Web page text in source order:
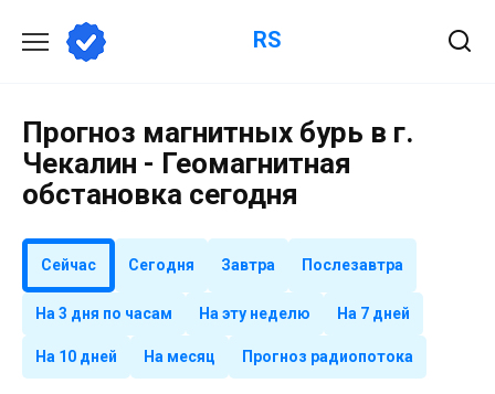
содержанию
RS
Прогноз магнитных бурь в г.
Чекалин - Геомагнитная
обстановка сегодня
Сейчас Сегодня Завтра Послезавтра
На 3 дня по часам На эту неделю На 7 дней
На 10 дней На месяц Прогноз радиопотока